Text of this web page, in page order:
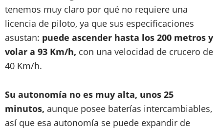
tenemos muy claro por qué no requiere una
licencia de piloto, ya que sus especificaciones
asustan: puede ascender hasta los 200 metros y
volar a 93 Km/h, con una velocidad de crucero de
40 Km/h.
Su autonomía no es muy alta, unos 25
minutos, aunque posee baterías intercambiables,
así que esa autonomía se puede expandir de